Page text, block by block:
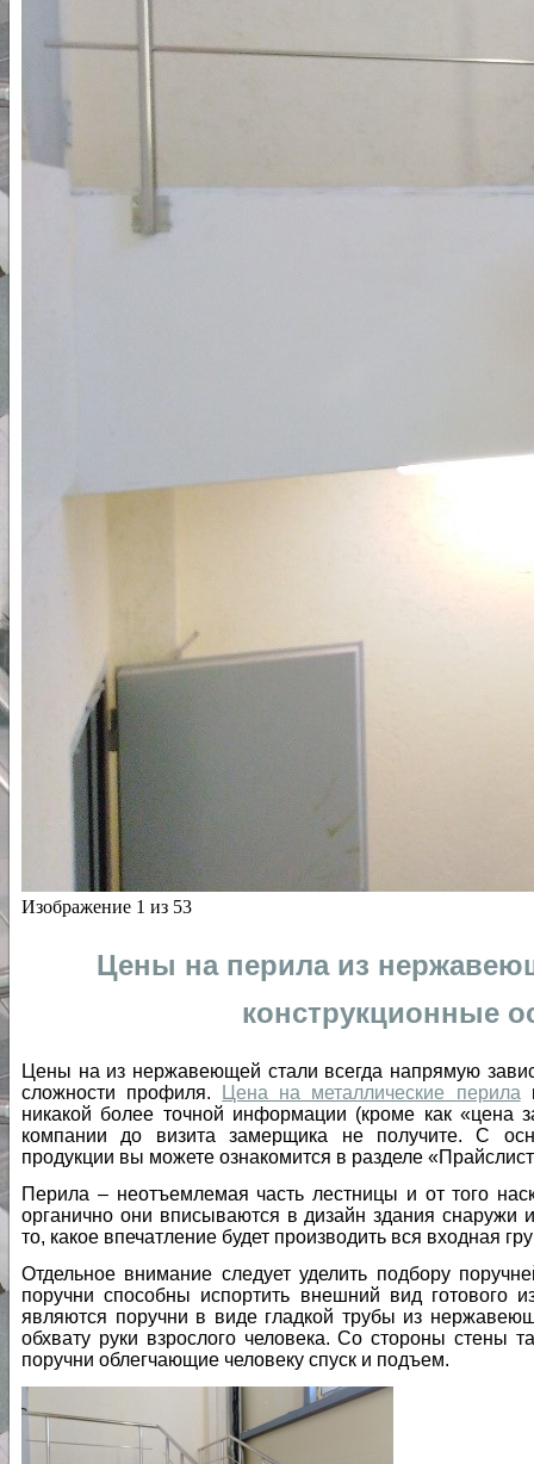
Изображение 1 из 53
Цены на перила из
конструкционные
Цены на из нержавеющей стали всегда напрямую
сложности профиля.
Цена на металлические перила
никакой более точной информации (кроме как
компании до визита замерщика не получите. С
продукции вы можете ознакомится в разделе
Перила – неотъемлемая часть лестницы и от того
органично они вписываются в дизайн здания снаружи
то, какое впечатление будет производить вся входная
Отдельное внимание следует уделить подбору
поручни способны испортить внешний вид готового
являются поручни в виде гладкой трубы из
обхвату руки взрослого человека. Со стороны стены
поручни облегчающие человеку спуск и подъем.